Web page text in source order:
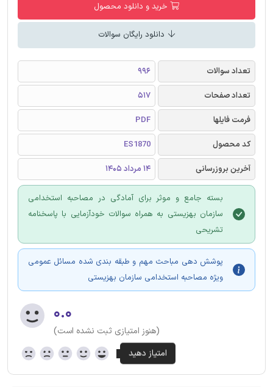
خرید و دانلود محصول
دانلود رایگان سوالات
تعداد سوالات
996
تعداد صفحات
517
فرمت فایلها
PDF
کد محصول
ES1870
آخرین بروزرسانی
14 مرداد 1405
بسته جامع و موثر برای آمادگی در مصاحبه استخدامی
سازمان بهزیستی به همراه سوالات خودآزمایی با پاسخنامه
تشریحی
پوشش دهی مباحث مهم و طبقه بندی شده مسائل عمومی
ویژه مصاحبه استخدامی سازمان بهزیستی
۰.۰
(هنوز امتیازی ثبت نشده است)